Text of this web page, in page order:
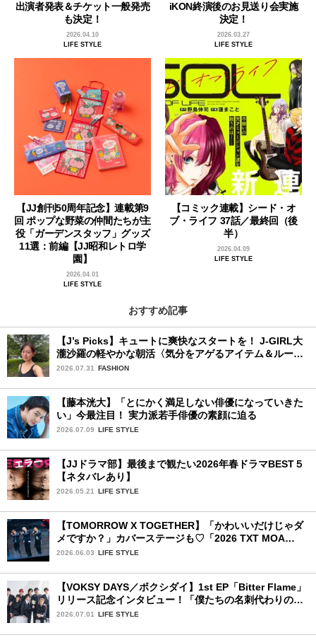
出演者発表＆チケット一般発売
も決定！
2026.04.10
LIFE STYLE
iKON終演後のお見送り会実施
決定！
2026.03.27
LIFE STYLE
【JJ創刊50周年記念】連載第9
回 ポップな野菜の仲間たちが主
役「ガーデンスタッフ」グッズ
11選：前編【JJ昭和レトロ学
園】
2026.04.01
LIFE STYLE
【コミック連載】シード・オ
ブ・ライフ 37話／最終回（後
半）
2026.04.09
LIFE STYLE
おすすめ記事
【J’s Picks】キュートに爽快なスタートを！ J-GIRL大
瀧沙羅の軽やかな朝活〈気分をアゲるアイテム＆ルーテ
ィーン〉
2026.07.31 FASHION
【藤本洸大】「とにかく満足しない俳優になっていきた
い」今最注目！ 実力派若手俳優の素顔に迫る
2026.07.09 LIFE STYLE
【JJドラマ部】最後まで観たい2026年春ドラマBEST５
【ネタバレあり】
2026.05.21 LIFE STYLE
【TOMORROW X TOGETHER】「かわいいだけじゃダ
メですか？」カバーステージも♡「2026 TXT MOA
CON IN JAPAN」千葉公演2日目を詳細レポ【後編】
2026.06.03 LIFE STYLE
【VOKSY DAYS／ボクシダイ】1st EP「Bitter Flame」
リリース記念インタビュー！「僕たちの名刺代わりのよ
うなアルバム」
2026.07.01 LIFE STYLE